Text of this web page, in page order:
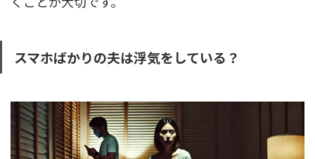
スマホばかりの夫は浮気をしている？